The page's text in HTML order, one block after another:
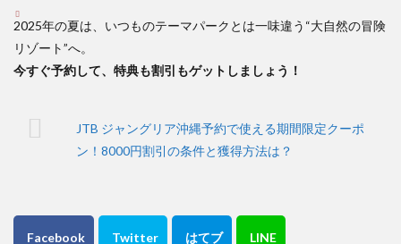
2025年の夏は、いつものテーマパークとは一味違う“大自然の冒険
リゾート”へ。
今すぐ予約して、特典も割引もゲットしましょう！
JTB ジャングリア沖縄予約で使える期間限定クーポ
ン！8000円割引の条件と獲得方法は？